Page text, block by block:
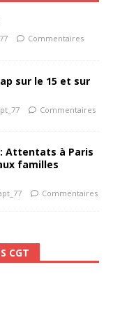
Commentaires
sur le 15 et sur
Commentaires
: Attentats à Paris
familles
Commentaires
CGT